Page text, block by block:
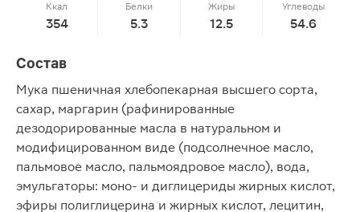
Ккал
354
Белки
5.3
Жиры
12.5
Углеводы
54.6
Состав
Мука пшеничная хлебопекарная высшего сорта,
сахар, маргарин (рафинированные
дезодорированные масла в натуральном и
модифицированном виде (подсолнечное масло,
пальмовое масло, пальмоядровое масло), вода,
эмульгаторы: моно- и диглицериды жирных кислот,
эфиры полиглицерина и жирных кислот, лецитин,